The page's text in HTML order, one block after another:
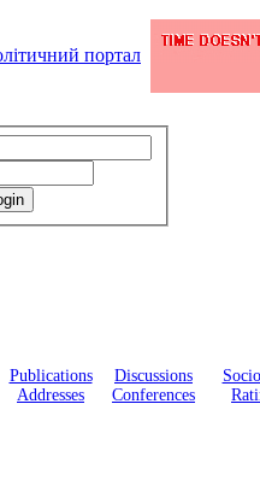
Publications
Addresses
Discussions
Conferences